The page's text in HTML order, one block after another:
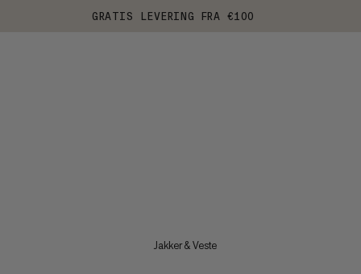
GRATIS LEVERING FRA €100
Jakker & Veste